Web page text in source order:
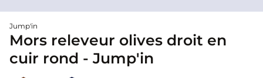
Jump'in
Mors releveur olives droit en
cuir rond - Jump'in